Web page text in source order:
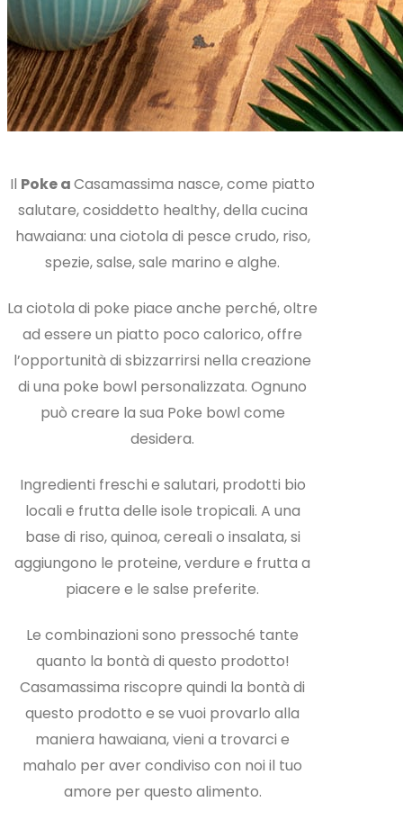
Il Poke aCasamassima nasce, come piatto
salutare, cosiddetto healthy, della cucina
hawaiana: una ciotola di pesce crudo, riso,
spezie, salse, sale marino e alghe.
La ciotola di poke piace anche perché, oltre
ad essere un piatto poco calorico, offre
l’opportunità di sbizzarrirsi nella creazione
di una poke bowl personalizzata. Ognuno
può creare la sua Poke bowl come
desidera.
Ingredienti freschi e salutari, prodotti bio
locali e frutta delle isole tropicali. A una
base di riso, quinoa, cereali o insalata, si
aggiungono le proteine, verdure e frutta a
piacere e le salse preferite.
Le combinazioni sono pressoché tante
quanto la bontà di questo prodotto!
Casamassima riscopre quindi la bontà di
questo prodotto e se vuoi provarlo alla
maniera hawaiana, vieni a trovarci e
mahalo per aver condiviso con noi il tuo
amore per questo alimento.